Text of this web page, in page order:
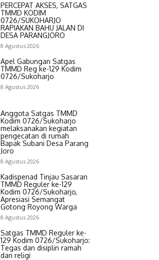
PERCEPAT AKSES, SATGAS
TMMD KODIM
0726/SUKOHARJO
RAPIAKAN BAHU JALAN DI
DESA PARANGJORO
8 Agustus 2026
Apel Gabungan Satgas
TMMD Reg ke-129 Kodim
0726/Sukoharjo
8 Agustus 2026
Anggota Satgas TMMD
Kodim 0726/Sukoharjo
melaksanakan kegiatan
pengecatan di rumah
Bapak Subani Desa Parang
Joro
8 Agustus 2026
Kadispenad Tinjau Sasaran
TMMD Reguler ke-129
Kodim 0726/Sukoharjo,
Apresiasi Semangat
Gotong Royong Warga
8 Agustus 2026
‎Satgas TMMD Reguler ke-
129 Kodim 0726/Sukoharjo:
Tegas dan disiplin ramah
dan religi